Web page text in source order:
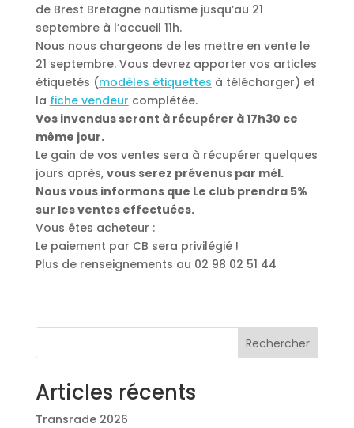
de Brest Bretagne nautisme jusqu’au 21
septembre à l’accueil 11h.
Nous nous chargeons de les mettre en vente le
21 septembre. Vous devrez apporter vos articles
étiquetés (modèles étiquettes à télécharger) et
la fiche vendeur complétée.
Vos invendus seront à récupérer à 17h30 ce
même jour.
Le gain de vos ventes sera à récupérer quelques
jours après, vous serez prévenus par mél.
Nous vous informons que Le club prendra 5%
sur les ventes effectuées.
Vous êtes acheteur :
Le paiement par CB sera privilégié !
Plus de renseignements au 02 98 02 51 44
Rechercher
Articles récents
Transrade 2026